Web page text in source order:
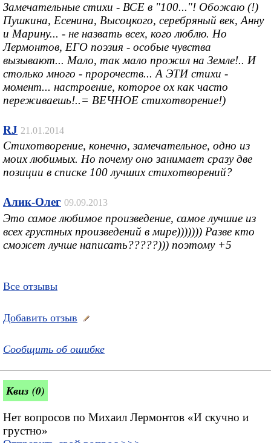
Замечательные стихи - ВСЕ в "100..."! Обожаю (!)
Пушкина, Есенина, Высоцкого, серебряный век, Анну
и Марину... - не назвать всех, кого люблю. Но
Лермонтов, ЕГО поэзия - особые чувства
вызывают... Мало, так мало прожил на Земле!.. И
столько много - пророчеств... А ЭТИ стихи -
момент... настроение, которое ох как часто
переживаешь!..= ВЕЧНОЕ стихотворение!)
RJ 21.01.2014
Стихотворение, конечно, замечательное, одно из
моих любимых. Но почему оно занимает сразу две
позиции в списке 100 лучших стихотворений?
Алик-Олег 09.09.2013
Это самое любимое произведение, самое лучшие из
всех грустных произведений в мире))))))) Разве кто
сможет лучше написать?????))) поэтому +5
Все отзывы
Добавить отзыв
Сообщить об ошибке
Квиз (0)
Нет вопросов по Михаил Лермонтов «И скучно и
грустно»